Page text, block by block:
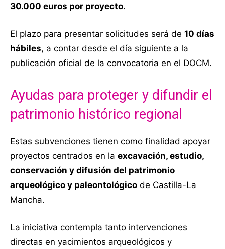
30.000 euros por proyecto.
El plazo para presentar solicitudes será de 10 días
hábiles, a contar desde el día siguiente a la
publicación oficial de la convocatoria en el DOCM.
Ayudas para proteger y difundir el
patrimonio histórico regional
Estas subvenciones tienen como finalidad apoyar
proyectos centrados en la excavación, estudio,
conservación y difusión del patrimonio
arqueológico y paleontológico de Castilla-La
Mancha.
La iniciativa contempla tanto intervenciones
directas en yacimientos arqueológicos y